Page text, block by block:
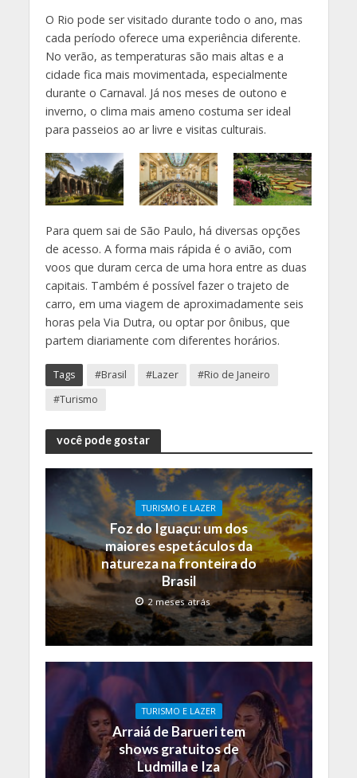
O Rio pode ser visitado durante todo o ano, mas
cada período oferece uma experiência diferente.
No verão, as temperaturas são mais altas e a
cidade fica mais movimentada, especialmente
durante o Carnaval. Já nos meses de outono e
inverno, o clima mais ameno costuma ser ideal
para passeios ao ar livre e visitas culturais.
Para quem sai de São Paulo, há diversas opções
de acesso. A forma mais rápida é o avião, com
voos que duram cerca de uma hora entre as duas
capitais. Também é possível fazer o trajeto de
carro, em uma viagem de aproximadamente seis
horas pela Via Dutra, ou optar por ônibus, que
partem diariamente com diferentes horários.
Tags #Brasil #Lazer
#Rio de Janeiro
#Turismo
você pode gostar
TURISMO E LAZER
Foz do Iguaçu: um dos
maiores espetáculos da
natureza na fronteira do
Brasil
2 meses atrás
TURISMO E LAZER
Arraiá de Barueri tem
shows gratuitos de
Ludmilla e Iza